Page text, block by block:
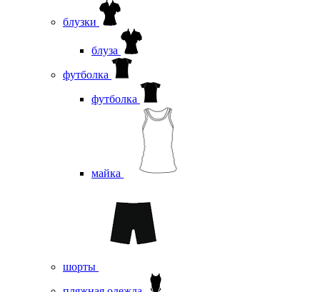
блузки
блуза
футболка
футболка
майка
шорты